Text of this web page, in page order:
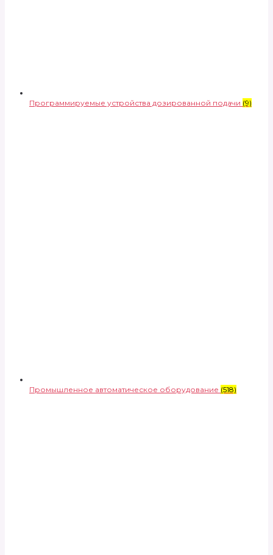
Программируемые устройства дозированной подачи (9)
Промышленное автоматическое оборудование (518)